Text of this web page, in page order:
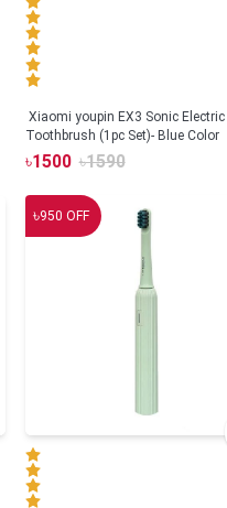
Xiaomi youpin EX3 Sonic Electric
Toothbrush (1pc Set)- Blue Color
৳1500 ৳1590
৳950 OFF